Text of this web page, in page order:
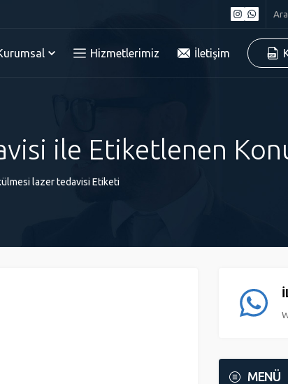
Hizmetlerimiz İletişim
ile Etiketlenen
lazer tedavisi Etiketi
MENÜ